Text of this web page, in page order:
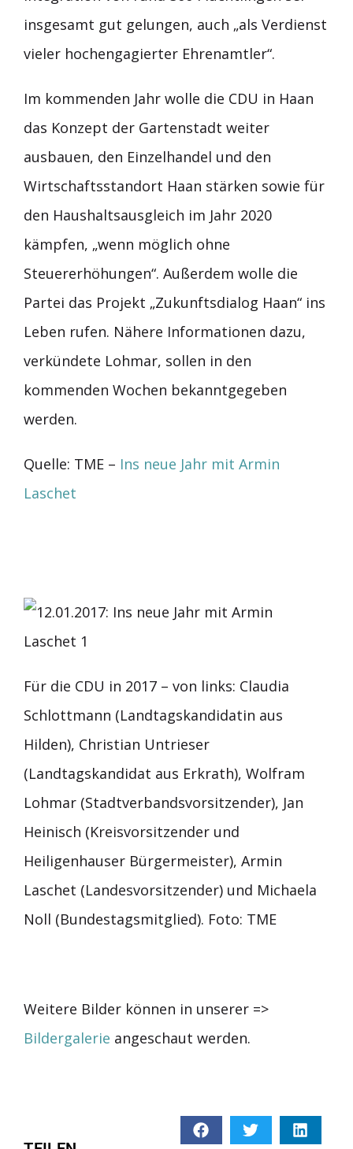
insgesamt gut gelungen, auch „als Verdienst
vieler hochengagierter Ehrenamtler“.
Im kommenden Jahr wolle die CDU in Haan
das Konzept der Gartenstadt weiter
ausbauen, den Einzelhandel und den
Wirtschaftsstandort Haan stärken sowie für
den Haushaltsausgleich im Jahr 2020
kämpfen, „wenn möglich ohne
Steuererhöhungen“. Außerdem wolle die
Partei das Projekt „Zukunftsdialog Haan“ ins
Leben rufen. Nähere Informationen dazu,
verkündete Lohmar, sollen in den
kommenden Wochen bekanntgegeben
werden.
Quelle: TME – Ins neue Jahr mit Armin
Laschet
Für die CDU in 2017 – von links: Claudia
Schlottmann (Landtagskandidatin aus
Hilden), Christian Untrieser
(Landtagskandidat aus Erkrath), Wolfram
Lohmar (Stadtverbandsvorsitzender), Jan
Heinisch (Kreisvorsitzender und
Heiligenhauser Bürgermeister), Armin
Laschet (Landesvorsitzender) und Michaela
Noll (Bundestagsmitglied). Foto: TME
Weitere Bilder können in unserer =>
Bildergalerie angeschaut werden.